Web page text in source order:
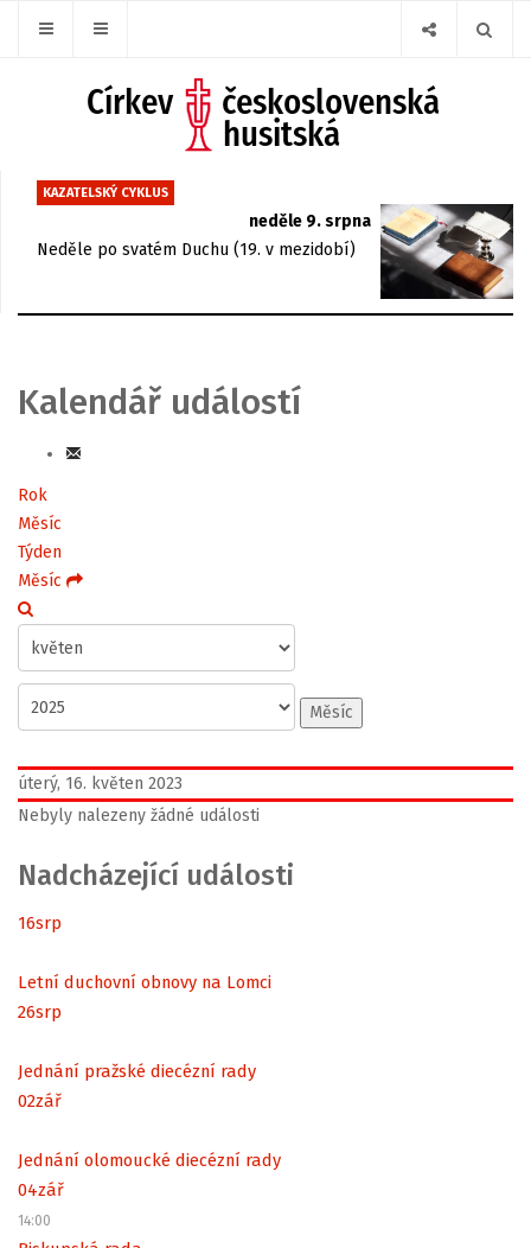
KAZATELSKÝ CYKLUS
neděle 9. srpna
Neděle po svatém Duchu (19. v mezidobí)
Kalendář událostí
Rok
Měsíc
Týden
Měsíc
Měsíc
úterý, 16. květen 2023
Nebyly nalezeny žádné události
Nadcházející události
16srp
Letní duchovní obnovy na Lomci
26srp
Jednání pražské diecézní rady
02zář
Jednání olomoucké diecézní rady
04zář
14:00